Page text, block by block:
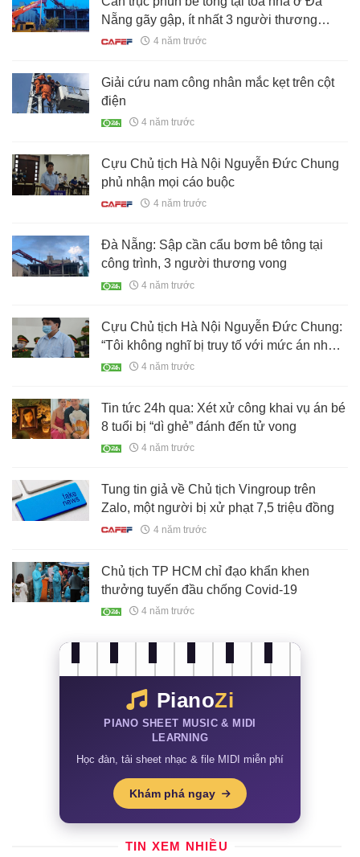
Nẵng gãy gập, ít nhất 3 người thương
vong
4 năm trước
Giải cứu nam công nhân mắc kẹt trên cột
điện
4 năm trước
Cựu Chủ tịch Hà Nội Nguyễn Đức Chung
phủ nhận mọi cáo buộc
4 năm trước
Đà Nẵng: Sập cần cẩu bơm bê tông tại
công trình, 3 người thương vong
4 năm trước
Cựu Chủ tịch Hà Nội Nguyễn Đức Chung:
“Tôi không nghĩ bị truy tố với mức án như
thế”
4 năm trước
Tin tức 24h qua: Xét xử công khai vụ án bé
8 tuổi bị “dì ghẻ” đánh đến tử vong
4 năm trước
Tung tin giả về Chủ tịch Vingroup trên
Zalo, một người bị xử phạt 7,5 triệu đồng
4 năm trước
Chủ tịch TP HCM chỉ đạo khẩn khen
thưởng tuyến đầu chống Covid-19
4 năm trước
PianoZi
PIANO SHEET MUSIC & MIDI
LEARNING
Học đàn, tải sheet nhạc & file MIDI miễn phí
Khám phá ngay
TIN XEM NHIỀU